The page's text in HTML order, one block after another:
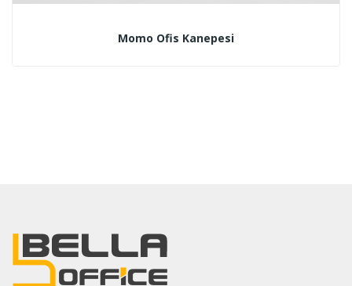
Momo Ofis Kanepesi